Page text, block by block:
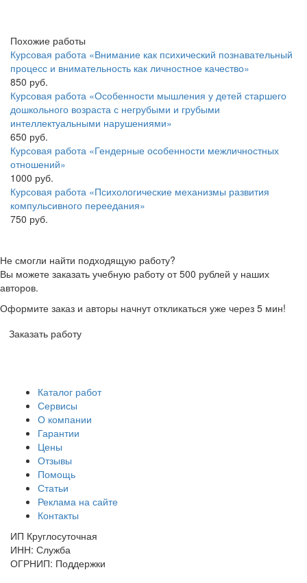
Похожие работы
Курсовая работа «Внимание как психический познавательный
процесс и внимательность как личностное качество»
850 руб.
Курсовая работа «Особенности мышления у детей старшего
дошкольного возраста с негрубыми и грубыми
интеллектуальными нарушениями»
650 руб.
Курсовая работа «Гендерные особенности межличностных
отношений»
1000 руб.
Курсовая работа «Психологические механизмы развития
компульсивного переедания»
750 руб.
Не смогли найти подходящую работу?
Вы можете заказать учебную работу от 500 рублей у наших
авторов.
Оформите заказ и авторы начнут откликаться уже через 5 мин!
Заказать работу
Каталог работ
Сервисы
О компании
Гарантии
Цены
Отзывы
Помощь
Статьи
Реклама на сайте
Контакты
ИП Круглосуточная
ИНН: Служба
ОГРНИП: Поддержки